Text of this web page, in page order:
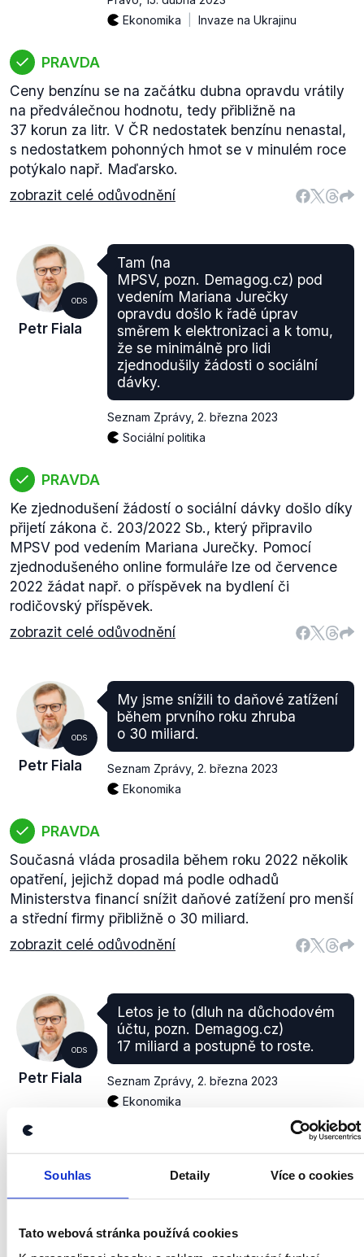
Souhlas Detaily Více o cookies
Tato webová stránka používá cookies
Ekonomika
Invaze na Ukrajinu
PRAVDA
Ceny benzínu se na začátku dubna opravdu vrátily
na předválečnou hodnotu, tedy přibližně na
37 korun za litr. V ČR nedostatek benzínu nenastal,
s nedostatkem pohonných hmot se v minulém roce
potýkalo např. Maďarsko.
zobrazit celé odůvodnění
ODS
Petr Fiala
Tam (na
MPSV, pozn. Demagog.cz) pod
vedením Mariana Jurečky
opravdu došlo k řadě úprav
směrem k elektronizaci a k tomu,
že se minimálně pro lidi
zjednodušily žádosti o sociální
dávky.
Seznam Zprávy, 2. března 2023
Sociální politika
PRAVDA
Ke zjednodušení žádostí o sociální dávky došlo díky
přijetí zákona č. 203/2022 Sb., který připravilo
MPSV pod vedením Mariana Jurečky. Pomocí
zjednodušeného online formuláře lze od července
2022 žádat např. o příspěvek na bydlení či
rodičovský příspěvek.
zobrazit celé odůvodnění
ODS
Petr Fiala
My jsme snížili to daňové zatížení
během prvního roku zhruba
o 30 miliard.
Seznam Zprávy, 2. března 2023
Ekonomika
PRAVDA
Současná vláda prosadila během roku 2022 několik
opatření, jejichž dopad má podle odhadů
Ministerstva financí snížit daňové zatížení pro menší
a střední firmy přibližně o 30 miliard.
zobrazit celé odůvodnění
ODS
Petr Fiala
Letos je to (dluh na důchodovém
účtu, pozn. Demagog.cz)
17 miliard a postupně to roste.
Seznam Zprávy, 2. března 2023
Ekonomika
Petr Fiala mluví o dlouhodobém vývoji deficitu
deficit ve výši 62,5 mld. Kč. V roce 2022 byl
schodek 21,5 mld. Kč. V kontextu minulých let navíc